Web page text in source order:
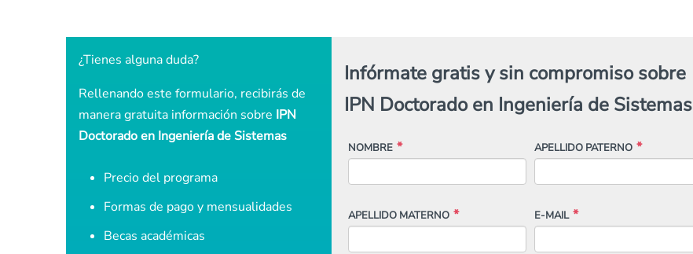
¿Tienes alguna duda?
Rellenando este formulario, recibirás de
manera gratuita información sobre IPN
Doctorado en Ingeniería de Sistemas
Precio del programa
Formas de pago y mensualidades
Becas académicas
Infórmate gratis y sin compromiso sobre
IPN Doctorado en Ingeniería de Sistemas
NOMBRE APELLIDO PATERNO
APELLIDO MATERNO E-MAIL